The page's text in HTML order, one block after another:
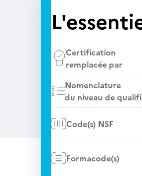
Certification
remplacée par
Nomenclature
du niveau de
Code(s) NSF
Formacode(s)